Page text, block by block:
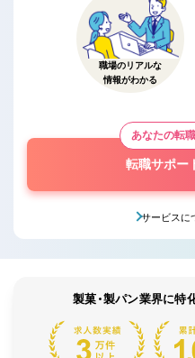
職場のリアルな
情報がわかる
あなたの転
転職サポー
サービスに
製菓・製パン業界に特